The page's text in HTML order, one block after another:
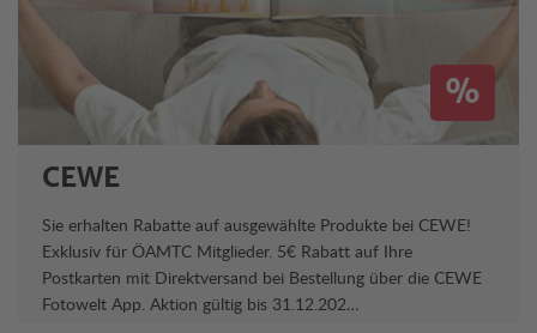
%
CEWE
Sie erhalten Rabatte auf ausgewählte Produkte bei CEWE!
Exklusiv für ÖAMTC Mitglieder. 5€ Rabatt auf Ihre
Postkarten mit Direktversand bei Bestellung über die CEWE
Fotowelt App. Aktion gültig bis 31.12.202…